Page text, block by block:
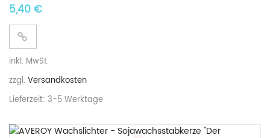
5,40€
inkl. MwSt.
zzgl. Versandkosten
Lieferzeit: 3-5 Werktage